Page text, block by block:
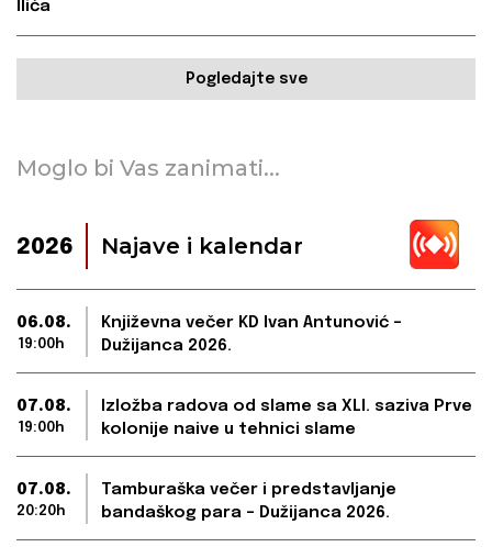
Ilića
Pogledajte sve
Moglo bi Vas zanimati...
2026 Najave i kalendar
06.08.
19:00h
Književna večer KD Ivan Antunović –
Dužijanca 2026.
07.08.
19:00h
Izložba radova od slame sa XLI. saziva Prve
kolonije naive u tehnici slame
07.08.
20:20h
Tamburaška večer i predstavljanje
bandaškog para – Dužijanca 2026.